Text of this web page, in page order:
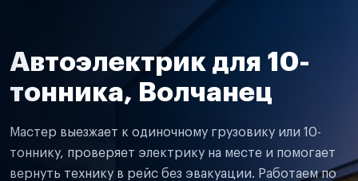
Автоэлектрик для 10-
тонника, Волчанец
Мастер выезжает к одиночному грузовику или 10-
тоннику, проверяет электрику на месте и помогает
вернуть технику в рейс без эвакуации. Работаем по